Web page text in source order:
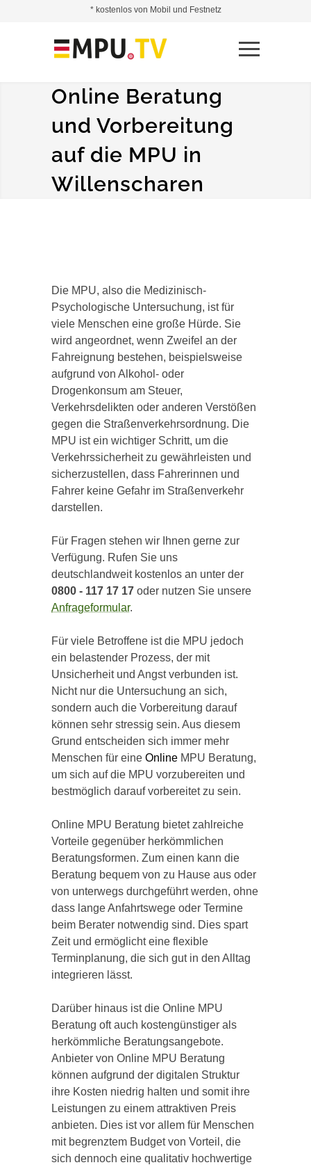
Online Beratung
und Vorbereitung
auf die MPU in
Willenscharen
Die MPU, also die Medizinisch-
Psychologische Untersuchung, ist für
viele Menschen eine große Hürde. Sie
wird angeordnet, wenn Zweifel an der
Fahreignung bestehen, beispielsweise
aufgrund von Alkohol- oder
Drogenkonsum am Steuer,
Verkehrsdelikten oder anderen Verstößen
gegen die Straßenverkehrsordnung. Die
MPU ist ein wichtiger Schritt, um die
Verkehrssicherheit zu gewährleisten und
sicherzustellen, dass Fahrerinnen und
Fahrer keine Gefahr im Straßenverkehr
darstellen.
Für Fragen stehen wir Ihnen gerne zur
Verfügung. Rufen Sie uns
deutschlandweit kostenlos an unter der
0800 - 117 17 17 oder nutzen Sie unsere
Anfrageformular.
Für viele Betroffene ist die MPU jedoch
ein belastender Prozess, der mit
Unsicherheit und Angst verbunden ist.
Nicht nur die Untersuchung an sich,
sondern auch die Vorbereitung darauf
können sehr stressig sein. Aus diesem
Grund entscheiden sich immer mehr
Menschen für eine Online MPU Beratung,
um sich auf die MPU vorzubereiten und
bestmöglich darauf vorbereitet zu sein.
Online MPU Beratung bietet zahlreiche
Vorteile gegenüber herkömmlichen
Beratungsformen. Zum einen kann die
Beratung bequem von zu Hause aus oder
von unterwegs durchgeführt werden, ohne
dass lange Anfahrtswege oder Termine
beim Berater notwendig sind. Dies spart
Zeit und ermöglicht eine flexible
Terminplanung, die sich gut in den Alltag
integrieren lässt.
Darüber hinaus ist die Online MPU
Beratung oft auch kostengünstiger als
herkömmliche Beratungsangebote.
Anbieter von Online MPU Beratung
können aufgrund der digitalen Struktur
ihre Kosten niedrig halten und somit ihre
Leistungen zu einem attraktiven Preis
anbieten. Dies ist vor allem für Menschen
mit begrenztem Budget von Vorteil, die
sich dennoch eine qualitativ hochwertige
* kostenlos von Mobil und Festnetz